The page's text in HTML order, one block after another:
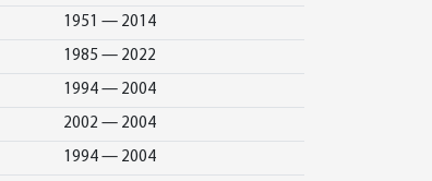
1951 — 2014
1985 — 2022
1994 — 2004
2002 — 2004
1994 — 2004